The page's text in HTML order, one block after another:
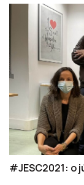
#JESC2021: o